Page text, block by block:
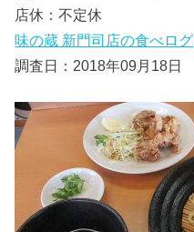
店休：不定休
味の蔵 新門司店の食べログ
調査日：2018年09月18日